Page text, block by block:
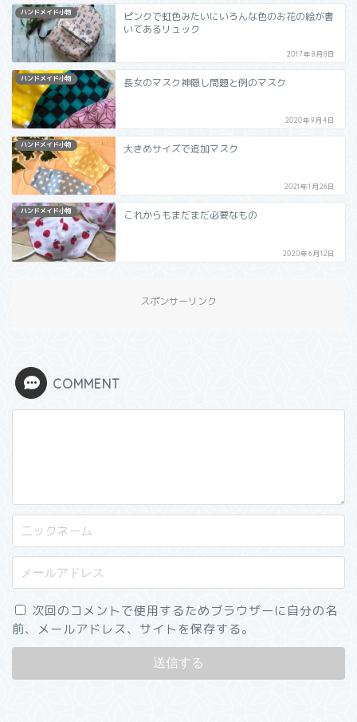
ハンドメイド小物
ピンクで虹色みたいにいろんな色のお花の絵が書
いてあるリュック
2017年8月8日
ハンドメイド小物 長女のマスク神隠し問題と例のマスク
2020年9月4日
ハンドメイド小物 大きめサイズで追加マスク
2021年1月26日
ハンドメイド小物 これからもまだまだ必要なもの
2020年6月12日
スポンサーリンク
COMMENT
次回のコメントで使用するためブラウザーに自分の名
前、メールアドレス、サイトを保存する。